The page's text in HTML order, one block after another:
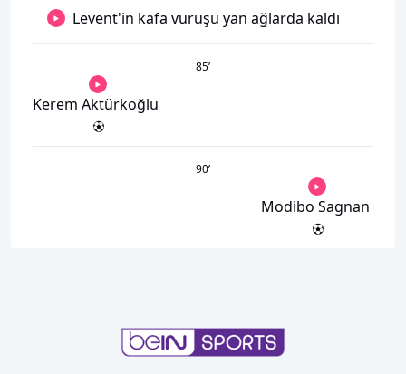
Levent'in kafa vuruşu yan ağlarda kaldı
85’
Kerem Aktürkoğlu
90’
Modibo Sagnan